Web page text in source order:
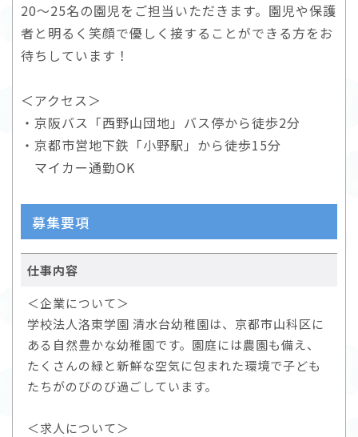
20～25名の園児をご担当いただきます。園児や保護
者と明るく笑顔で優しく接することができる方をお
待ちしています！
＜アクセス＞
・京阪バス「西野山団地」バス停から徒歩2分
・京都市営地下鉄「小野駅」から徒歩15分
マイカー通勤OK
募集要項
仕事内容
＜企業について＞
学校法人洛東学園 清水台幼稚園は、京都市山科区に
ある自然豊かな幼稚園です。園庭には農園も備え、
たくさんの緑と新鮮な空気に包まれた環境で子ども
たちがのびのび過ごしています。
＜求人について＞